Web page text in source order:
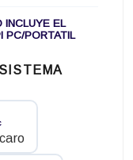
INCLUYE EL
PC/PORTATIL